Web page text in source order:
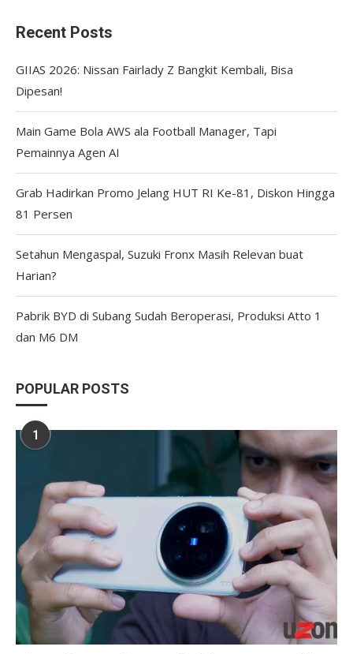
Recent Posts
GIIAS 2026: Nissan Fairlady Z Bangkit Kembali, Bisa
Dipesan!
Main Game Bola AWS ala Football Manager, Tapi
Pemainnya Agen AI
Grab Hadirkan Promo Jelang HUT RI Ke-81, Diskon Hingga
81 Persen
Setahun Mengaspal, Suzuki Fronx Masih Relevan buat
Harian?
Pabrik BYD di Subang Sudah Beroperasi, Produksi Atto 1
dan M6 DM
POPULAR POSTS
1